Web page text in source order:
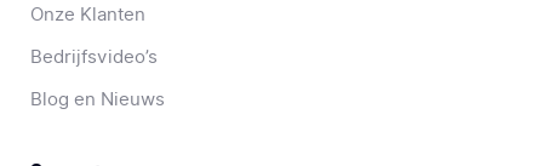
Onze Klanten
Bedrijfsvideo’s
Blog en Nieuws